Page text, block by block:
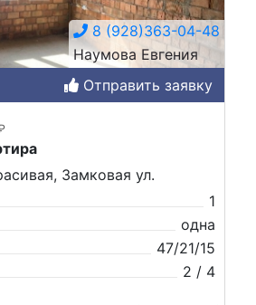
8 (928)363-04-48
Наумова Евгения
Отправить заявку
Замковая ул.
1
одна
47/21/15
2 / 4